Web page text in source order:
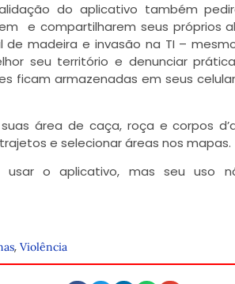
do aplicativo também
e compartilharem seus próprios
madeira e invasão na TI –
seu território e denunciar
ficam armazenadas em seus
área de caça, roça e corpos
e selecionar áreas nos mapas.
o aplicativo, mas seu uso
, Violência